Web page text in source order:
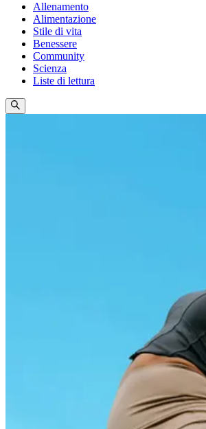
Allenamento
Alimentazione
Stile di vita
Benessere
Community
Scienza
Liste di lettura